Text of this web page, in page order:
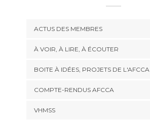
ACTUS DES MEMBRES
À VOIR, À LIRE, À ÉCOUTER
BOITE À IDÉES, PROJETS DE L'AFCCA
COMPTE-RENDUS AFCCA
VHMSS